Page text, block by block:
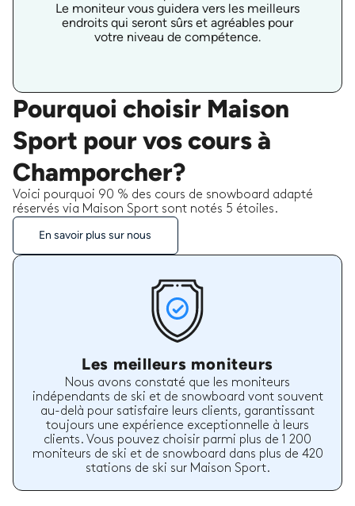
Le moniteur vous guidera vers les meilleurs
endroits qui seront sûrs et agréables pour
votre niveau de compétence.
Pourquoi choisir Maison
Sport pour vos cours à
Champorcher?
Voici pourquoi 90 % des cours de snowboard adapté
réservés via Maison Sport sont notés 5 étoiles.
En savoir plus sur nous
Les meilleurs moniteurs
Nous avons constaté que les moniteurs
indépendants de ski et de snowboard vont souvent
au-delà pour satisfaire leurs clients, garantissant
toujours une expérience exceptionnelle à leurs
clients. Vous pouvez choisir parmi plus de 1 200
moniteurs de ski et de snowboard dans plus de 420
stations de ski sur Maison Sport.